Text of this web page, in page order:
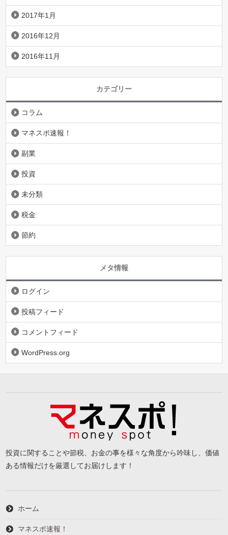
2017年1月
2016年12月
2016年11月
カテゴリー
コラム
マネスポ速報！
副業
投資
未分類
税金
節約
メタ情報
ログイン
投稿フィード
コメントフィード
WordPress.org
投資に関することや節税、お金の事を様々な角度から吟味し、価値
ある情報だけを厳選してお届けします！
ホーム
マネスポ速報！